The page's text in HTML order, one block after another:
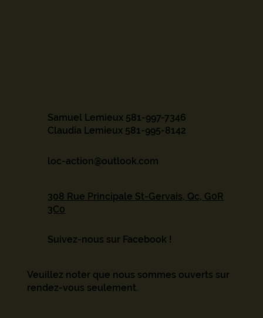
Samuel Lemieux 581-997-7346
Claudia Lemieux 581-995-8142
loc-action@outlook.com
308 Rue Principale St-Gervais, Qc, G0R
3C0
Suivez-nous sur Facebook !
Veuillez noter que nous sommes ouverts sur
rendez-vous seulement.